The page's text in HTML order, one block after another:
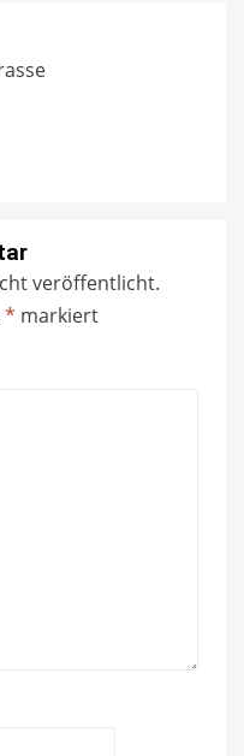
veröffentlicht.
* markiert